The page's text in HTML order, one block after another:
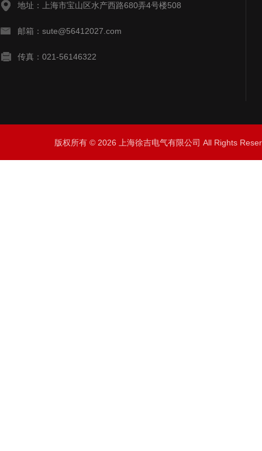
地址：上海市宝山区水产西路680弄4号楼508
邮箱：sute@56412027.com
传真：021-56146322
版权所有 © 2026 上海徐吉电气有限公司 All Rights